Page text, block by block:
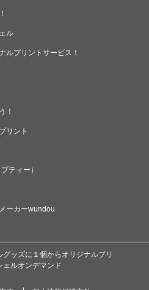
ル
ルプリントサービス！
！
リント
ティー）
ーカーwundou
ッズに１個からオリジナルプリ
ェルオンデマンド